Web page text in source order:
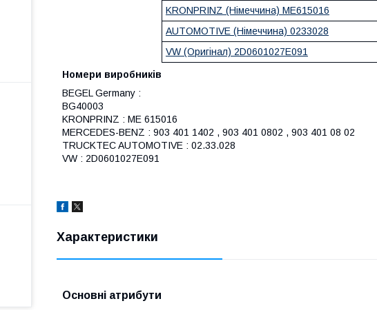
KRONPRINZ (Німеччина) ME615016
AUTOMOTIVE (Німеччина) 0233028
VW (Оригінал) 2D0601027E091
Номери виробників
BEGEL Germany :
BG40003
KRONPRINZ : ME 615016
MERCEDES-BENZ : 903 401 1402 , 903 401 0802 , 903 401 08 02
TRUCKTEC AUTOMOTIVE : 02.33.028
VW : 2D0601027E091
Характеристики
Основні атрибути